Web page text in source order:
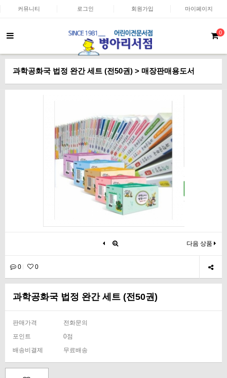
커뮤니티 로그인 회원가입 마이페이지
0
과학공화국 법정 완간 세트 (전50권) > 매장판매용도서
다음 상품
0 0
과학공화국 법정 완간 세트 (전50권)
판매가격
전화문의
포인트
0점
배송비결제
무료배송